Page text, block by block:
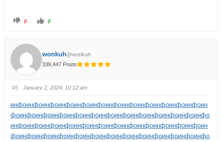
0 0
wonkuh@wonkuh
339,447 Posts
#5 · January 2, 2024, 10:12 am
инфоинфоинфоинфоинфоинфоинфоинфоинфоинфоинфоинфоин
фоинфоинфоинфоинфоинфоинфоинфоинфоинфоинфоинфоинфо
инфоинфоинфоинфоинфоинфоинфоинфоинфоинфоинфоинфоин
фоинфоинфоинфоинфоинфоинфоинфоинфоинфоинфоинфоинфо